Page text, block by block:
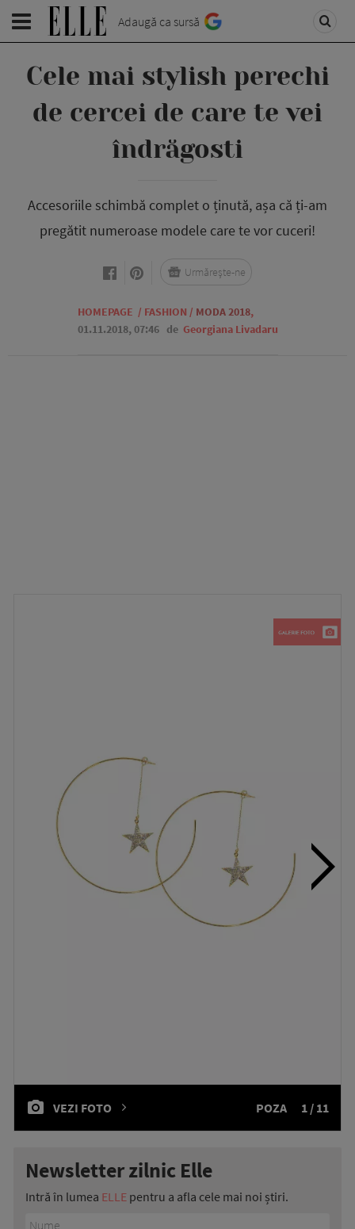
Adaugă ca sursă
Cele mai stylish perechi
de cercei de care te vei
îndrăgosti
Accesoriile schimbă complet o ținută, așa că ți-am
pregătit numeroase modele care te vor cuceri!
HOMEPAGE / FASHION / MODA 2018,
01.11.2018, 07:46 de Georgiana Livadaru
Urmărește-ne
VEZI FOTO POZA 1 / 11
Newsletter zilnic Elle
Intră în lumea ELLE pentru a afla cele mai noi știri.